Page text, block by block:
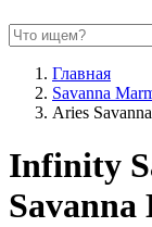
Главная
Savanna
Aries
Infinity
Savanna